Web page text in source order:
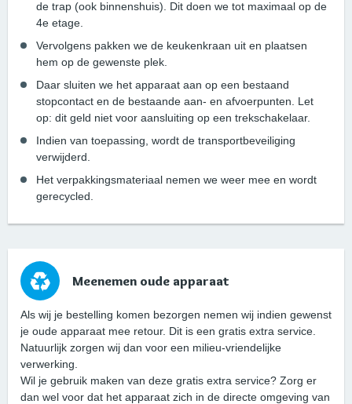
de trap (ook binnenshuis). Dit doen we tot maximaal op de
4e etage.
Vervolgens pakken we de keukenkraan uit en plaatsen
hem op de gewenste plek.
Daar sluiten we het apparaat aan op een bestaand
stopcontact en de bestaande aan- en afvoerpunten. Let
op: dit geld niet voor aansluiting op een trekschakelaar.
Indien van toepassing, wordt de transportbeveiliging
verwijderd.
Het verpakkingsmateriaal nemen we weer mee en wordt
gerecycled.
Meenemen oude apparaat
Als wij je bestelling komen bezorgen nemen wij indien gewenst
je oude apparaat mee retour. Dit is een gratis extra service.
Natuurlijk zorgen wij dan voor een milieu-vriendelijke
verwerking.
Wil je gebruik maken van deze gratis extra service? Zorg er
dan wel voor dat het apparaat zich in de directe omgeving van